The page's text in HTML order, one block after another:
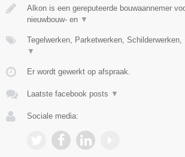
Alkon is een gereputeerde bouwaannemer
nieuwbouw- en ▼
Tegelwerken, Parketwerken, Schilderwerken,
▼
Er wordt gewerkt op afspraak.
Laatste facebook posts ▼
Sociale media: